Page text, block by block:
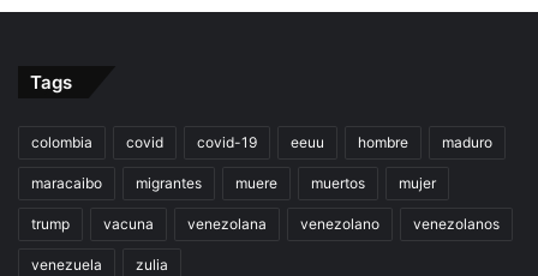
Tags
colombia covid covid-19 eeuu hombre maduro
maracaibo migrantes muere muertos mujer
trump vacuna venezolana venezolano venezolanos
venezuela zulia